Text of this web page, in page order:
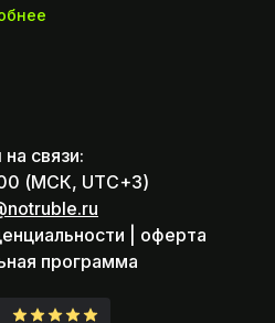
связи:
(МСК, UTC+3)
|
оферта
программа